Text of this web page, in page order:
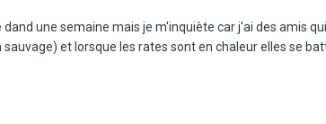
une semaine mais je m'inquiète car j'ai des amis
et lorsque les rates sont en chaleur elles se